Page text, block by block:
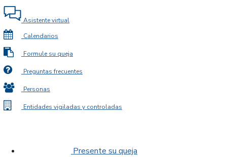
Asistente virtual
Calendarios
Formule su queja
Preguntas frecuentes
Personas
Entidades vigiladas y controladas
Presente su queja